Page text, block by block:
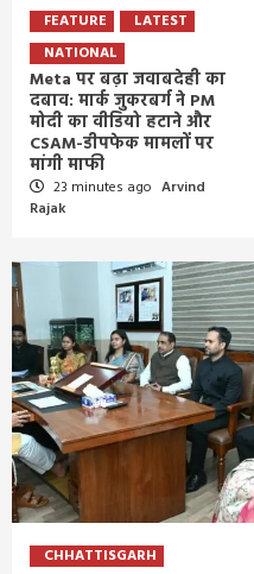
FEATURE
LATEST
NATIONAL
Meta पर बढ़ा जवाबदेही का
दबाव: मार्क जुकरबर्ग ने PM
मोदी का वीडियो हटाने और
CSAM-डीपफेक मामलों पर
मांगी माफी
23 minutes ago Arvind
Rajak
CHHATTISGARH